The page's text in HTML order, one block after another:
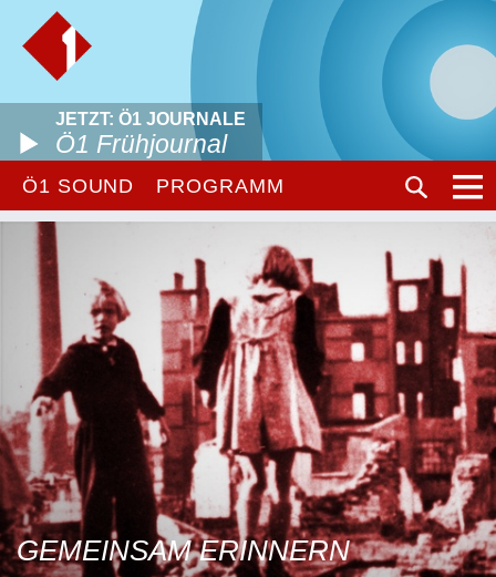
JETZT: Ö1 JOURNALE
Ö1 Frühjournal
Ö1 SOUND PROGRAMM
GEMEINSAM ERINNERN